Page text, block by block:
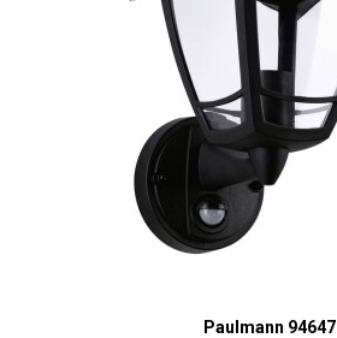
Paulmann 94647